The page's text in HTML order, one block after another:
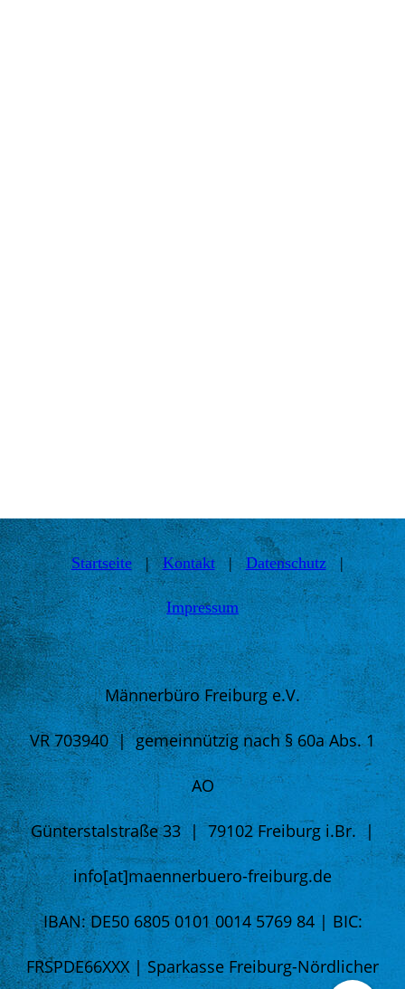
Startseite | Kontakt | Daten­schutz |
Impressum
Männerbüro Freiburg e.V.
VR 703940 | gemeinnützig nach § 60a Abs. 1
AO
Günterstalstraße 33 | 79102 Freiburg i.Br. |
info[at]maennerbuero-freiburg.de
IBAN: DE50 6805 0101 0014 5769 84 | BIC:
FRSPDE66XXX | Sparkasse Freiburg-Nördlicher